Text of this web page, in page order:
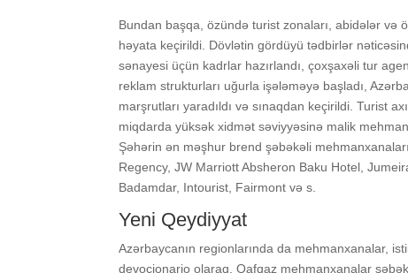
Bundan başqa, özündə turist zonaları, abidələr
həyata keçirildi. Dövlətin gördüyü tədbirlər
sənayesi üçün kadrlar hazırlandı, çoxşaxəli tur
reklam strukturları uğurla işələməyə başladı,
marşrutları yaradıldı və sınaqdan keçirildi. Turist
miqdarda yüksək xidmət səviyyəsinə malik
Şəhərin ən məşhur brend şəbəkəli
Regency, JW Marriott Absheron Baku Hotel,
Badamdar, Intourist, Fairmont və s.
Yeni Qeydiyyat
Azərbaycanın regionlarında da mehmanxanalar,
devocionario olaraq, Qafqaz mehmanxanalar